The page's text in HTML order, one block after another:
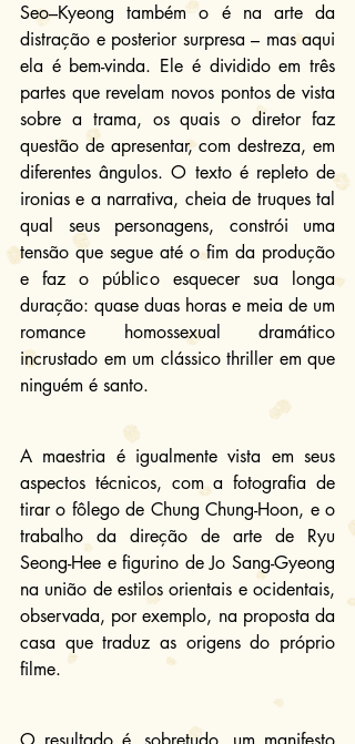
Seo–Kyeong também o é na arte da
distração e posterior surpresa – mas aqui
ela é bem-vinda. Ele é dividido em três
partes que revelam novos pontos de vista
sobre a trama, os quais o diretor faz
questão de apresentar, com destreza, em
diferentes ângulos. O texto é repleto de
ironias e a narrativa, cheia de truques tal
qual seus personagens, constrói uma
tensão que segue até o fim da produção
e faz o público esquecer sua longa
duração: quase duas horas e meia de um
romance homossexual dramático
incrustado em um clássico thriller em que
ninguém é santo.
A maestria é igualmente vista em seus
aspectos técnicos, com a fotografia de
tirar o fôlego de Chung Chung-Hoon, e o
trabalho da direção de arte de Ryu
Seong-Hee e figurino de Jo Sang-Gyeong
na união de estilos orientais e ocidentais,
observada, por exemplo, na proposta da
casa que traduz as origens do próprio
filme.